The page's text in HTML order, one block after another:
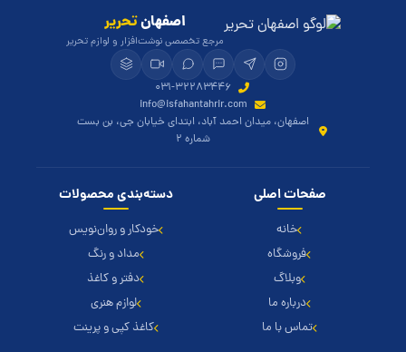
اصفهانتحریر
مرجع تخصصی نوشت‌افزار و لوازم تحریر
۰۳۱-۳۲۲۸۳۴۴۶
info@isfahantahrir.com
اصفهان، میدان احمد آباد، ابتدای خیابان جی، بن بست
شماره ۲
صفحات اصلی
خانه
فروشگاه
وبلاگ
درباره ما
تماس با ما
دسته‌بندی محصولات
خودکار و روان‌نویس
مداد و رنگ
دفتر و کاغذ
لوازم هنری
کاغذ کپی و پرینت